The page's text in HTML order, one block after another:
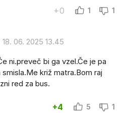
+0 1 1
18. 06. 2025 13.45
ni.preveč bi ga vzel.Če je pa
križ matra.Bom raj
red za bus.
+4 5 1